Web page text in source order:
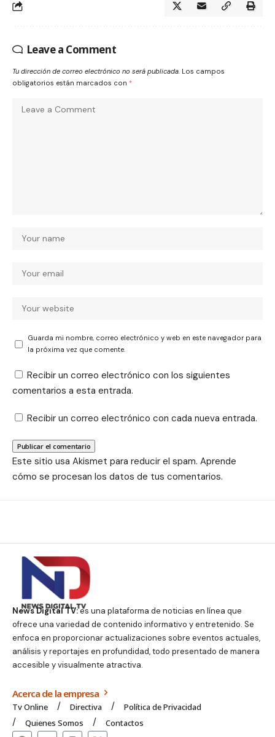
Leave a Comment
Tu dirección de correo electrónico no será publicada. Los campos
obligatorios están marcados con *
Guarda mi nombre, correo electrónico y web en este navegador para
la próxima vez que comente.
Recibir un correo electrónico con los siguientes
comentarios a esta entrada.
Recibir un correo electrónico con cada nueva entrada.
Este sitio usa Akismet para reducir el spam. Aprende
cómo se procesan los datos de tus comentarios.
News Digital TV:es una plataforma de noticias en línea que
ofrece una variedad de contenido informativo y entretenido. Se
enfoca en proporcionar actualizaciones sobre eventos actuales,
análisis y reportajes en profundidad, todo presentado de manera
accesible y visualmente atractiva.
Acerca de la empresa
Tv Online Directiva
Política de Privacidad
Quienes Somos
Contactos